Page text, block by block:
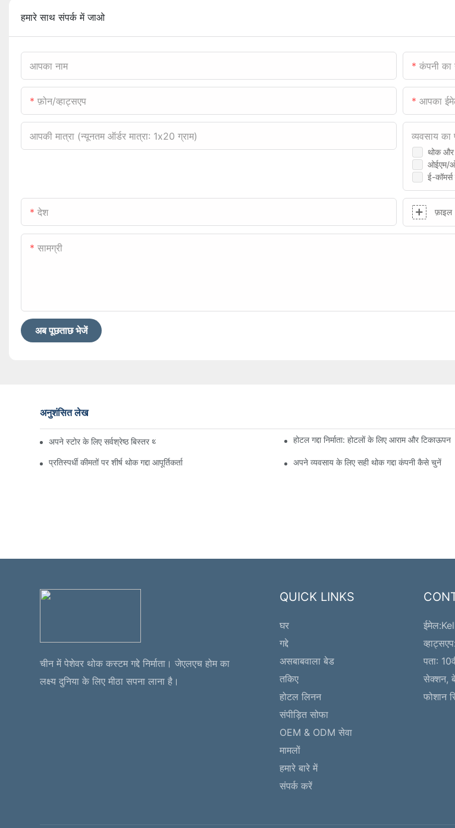
हमारे साथ संपर्क में जाओ
आपका नाम कंपनी का
फ़ोन/व्हाट्सएप आपका
आपकी मात्रा (न्यूनतम ऑर्डर मात्रा: 1x20 ग्राम)
थोक और
ओईएम/
ई-
व्यवसाय का
देश फ़ाइल
सामग्री
अब पूछताछ भेजें
अनुशंसित लेख
अपने स्टोर के लिए सर्वश्रेष्ठ बिस्तर थोक आपूर्तिकर्ता ढूँढना होटल गद्दा निर्माता: होटलों के लिए आराम और टिकाऊपन
प्रतिस्पर्धी कीमतों पर शीर्ष थोक गद्दा आपूर्तिकर्ता अपने व्यवसाय के लिए सही थोक गद्दा कंपनी कैसे चुनें
चीन में पेशेवर थोक कस्टम गद्दे निर्माता। जेएलएच होम का
लक्ष्य दुनिया के लिए मीठा सपना लाना है।
QUICK LINKS
घर
गद्दे
असबाबवाला बेड
तकिए
होटल लिनन
संपीड़ित सोफा
OEM & ODM सेवा
मामलों
हमारे बारे में
संपर्क करें
ईमेल:
पता:
सेक्शन,
फोशान